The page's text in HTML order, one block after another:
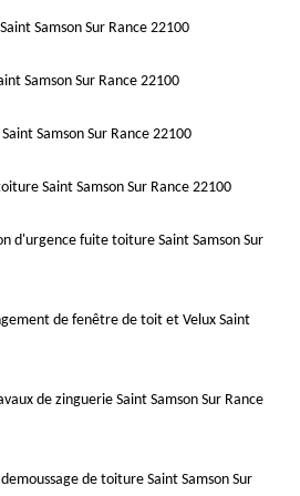
Samson Sur Rance 22100
Samson Sur Rance 22100
Samson Sur Rance 22100
Saint Samson Sur Rance 22100
d'urgence fuite toiture Saint Samson Sur
de fenêtre de toit et Velux Saint
de zinguerie Saint Samson Sur Rance
de toiture Saint Samson Sur